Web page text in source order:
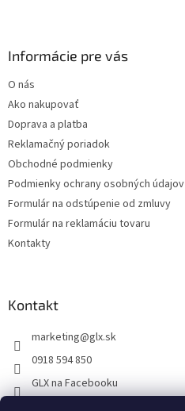
Informácie pre vás
O nás
Ako nakupovať
Doprava a platba
Reklamačný poriadok
Obchodné podmienky
Podmienky ochrany osobných údajov
Formulár na odstúpenie od zmluvy
Formulár na reklamáciu tovaru
Kontakty
Kontakt
marketing@glx.sk
0918 594 850
GLX na Facebooku